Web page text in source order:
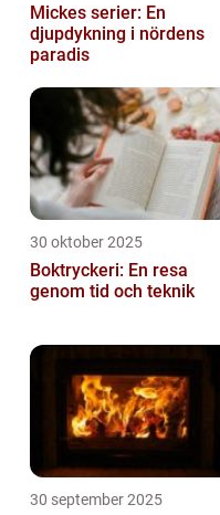
Mickes serier: En
djupdykning i nördens
paradis
30 oktober 2025
Boktryckeri: En resa
genom tid och teknik
30 september 2025